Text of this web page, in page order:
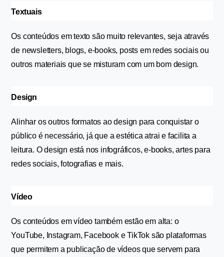
Textuais
Os conteúdos em texto são muito relevantes, seja através
de newsletters, blogs, e-books, posts em redes sociais ou
outros materiais que se misturam com um bom design.
Design
Alinhar os outros formatos ao design para conquistar o
público é necessário, já que a estética atrai e facilita a
leitura. O design está nos infográficos, e-books, artes para
redes sociais, fotografias e mais.
Vídeo
Os conteúdos em vídeo também estão em alta: o
YouTube, Instagram, Facebook e TikTok são plataformas
que permitem a publicação de vídeos que servem para